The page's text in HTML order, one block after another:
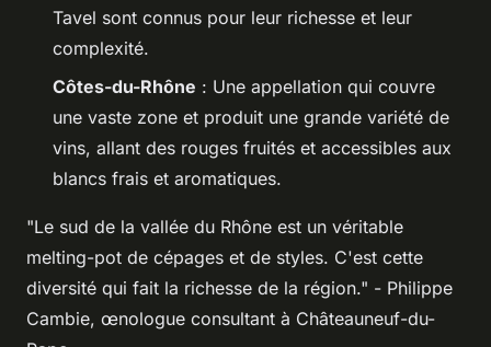
Tavel sont connus pour leur richesse et leur
complexité.
Côtes-du-Rhône : Une appellation qui couvre
une vaste zone et produit une grande variété de
vins, allant des rouges fruités et accessibles aux
blancs frais et aromatiques.
"Le sud de la vallée du Rhône est un véritable
melting-pot de cépages et de styles. C'est cette
diversité qui fait la richesse de la région." - Philippe
Cambie, œnologue consultant à Châteauneuf-du-